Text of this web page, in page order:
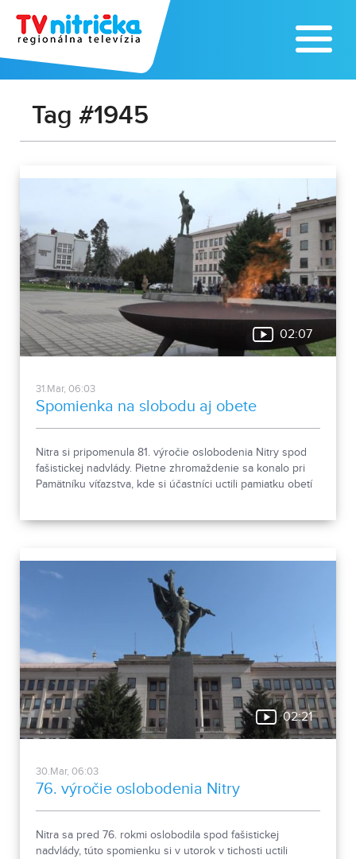
Tag #1945
02:07
31.Mar, 06:03
Spomienka na slobodu aj obete
Nitra si pripomenula 81. výročie oslobodenia Nitry spod
fašistickej nadvlády. Pietne zhromaždenie sa konalo pri
Pamätníku víťazstva, kde si účastníci uctili pamiatku obetí
02:21
30.Mar, 06:03
76. výročie oslobodenia Nitry
Nitra sa pred 76. rokmi oslobodila spod fašistickej
nadvlády, túto spomienku si v utorok v tichosti uctili